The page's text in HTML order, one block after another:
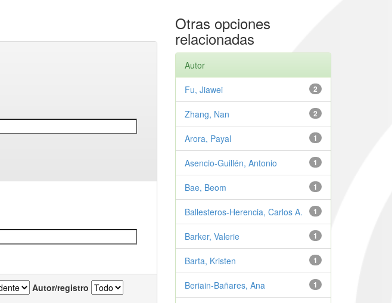
Autor/registro
Otras opciones
relacionadas
Autor
2
Fu, Jiawei
2
Zhang, Nan
1
Arora, Payal
1
Asencio-Guillén, Antonio
1
Bae, Beom
1
Ballesteros-Herencia, Carlos A.
1
Barker, Valerie
1
Barta, Kristen
1
Beriain-Bañares, Ana